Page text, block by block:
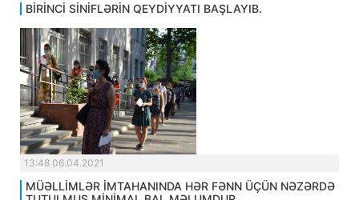
BİRİNCİ SİNİFLƏRİN QEYDİYYATI BAŞLAYIB.
13:48 06.04.2021
MÜƏLLİMLƏR İMTAHANINDA HƏR FƏNN ÜÇÜN NƏZƏRDƏ